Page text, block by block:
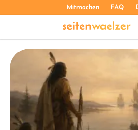
Mitmachen FAQ
ÜBER UNS